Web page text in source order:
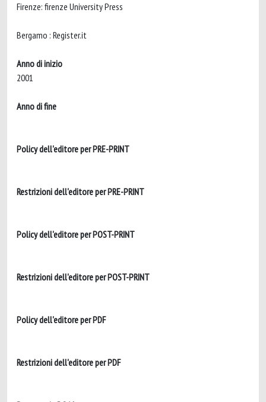
Firenze: firenze University Press
Anno di inizio
Anno di fine
Policy dell'editore per PRE-PRINT
Restrizioni dell'editore per PRE-PRINT
Policy dell'editore per POST-PRINT
Restrizioni dell'editore per POST-PRINT
Policy dell'editore per PDF
Restrizioni dell'editore per PDF